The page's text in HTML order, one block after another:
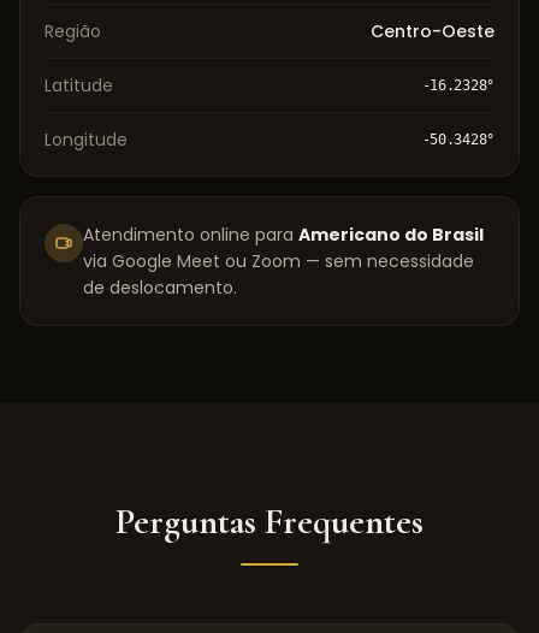
Região Centro-Oeste
Latitude -16.2328°
Longitude -50.3428°
Atendimento online para Americano do Brasil
via Google Meet ou Zoom — sem necessidade
de deslocamento.
Perguntas Frequentes